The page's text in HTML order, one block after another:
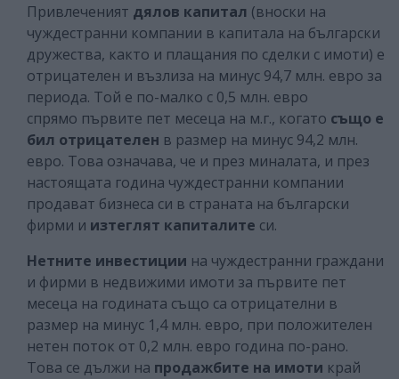
Привлеченият дялов капитал (вноски на
чуждестранни компании в капитала на български
дружества, както и плащания по сделки с имоти) е
отрицателен и възлиза на минус 94,7 млн. евро за
периода. Той е по-малко с 0,5 млн. евро
спрямо първите пет месеца на м.г., когато също е
бил отрицателен в размер на минус 94,2 млн.
евро. Това означава, че и през миналата, и през
настоящата година чуждестранни компании
продават бизнеса си в страната на български
фирми и изтеглят капиталите си.
Нетните инвестиции на чуждестранни граждани
и фирми в недвижими имоти за първите пет
месеца на годината също са отрицателни в
размер на минус 1,4 млн. евро, при положителен
нетен поток от 0,2 млн. евро година по-рано.
Това се дължи на продажбите на имоти край